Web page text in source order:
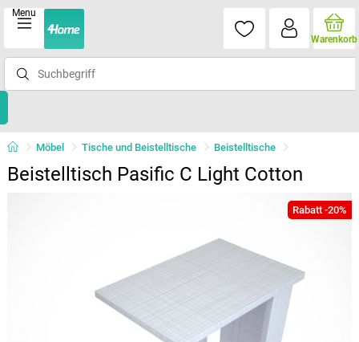
Menu
Warenkorb
Möbel Tische und Beistelltische Beistelltische
Beistelltisch Pasific C Light Cotton
Rabatt -20%